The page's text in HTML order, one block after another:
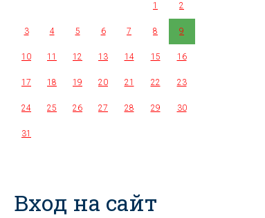
1
2
3 4 5 6 7 8 9
10 11 12 13 14 15 16
17 18 19 20 21 22 23
24 25 26 27 28 29 30
31
Вход на сайт